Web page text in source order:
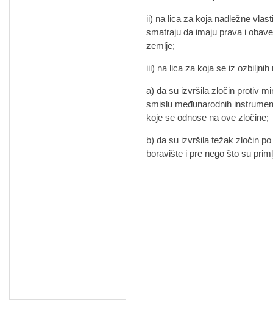
ii) na lica za koja nadležne
smatraju da imaju prava i
zemlje;
iii) na lica za koja se iz
a) da su izvršila zločin protiv
smislu međunarodnih
koje se odnose na ove zločine;
b) da su izvršila težak zločin
boravište i pre nego što su